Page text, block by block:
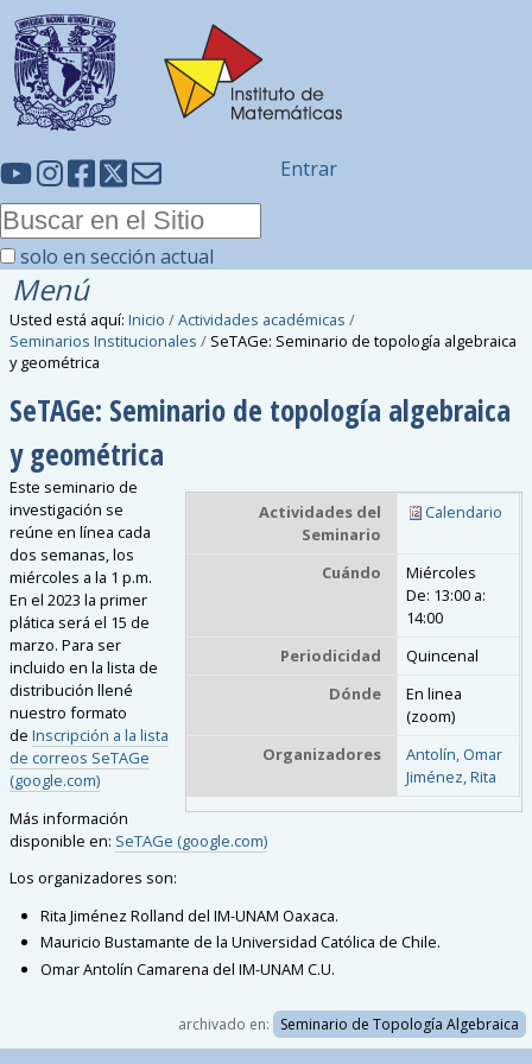
solo en sección actual
Entrar
Menú
Usted está aquí: Inicio /Actividades académicas /
Seminarios Institucionales / SeTAGe: Seminario de topología algebraica
y geométrica
SeTAGe: Seminario de topología algebraica
y geométrica
Actividades del
Seminario
Calendario
Cuándo
Miércoles
De: 13:00 a:
14:00
Periodicidad
Quincenal
Dónde
En linea
(zoom)
Organizadores
Antolín, Omar
Jiménez, Rita
Este seminario de
investigación se
reúne en línea cada
dos semanas, los
miércoles a la 1 p.m.
En el 2023 la primer
plática será el 15 de
marzo. Para ser
incluido en la lista de
distribución llené
nuestro formato
deInscripción a la lista
de correos SeTAGe
(google.com)
Más información
disponible en: SeTAGe (google.com)
Los organizadores son:
Rita Jiménez Rolland del IM-UNAM Oaxaca.
Mauricio Bustamante de la Universidad Católica de Chile.
Omar Antolín Camarena del IM-UNAM C.U.
archivado en: Seminario de Topología Algebraica